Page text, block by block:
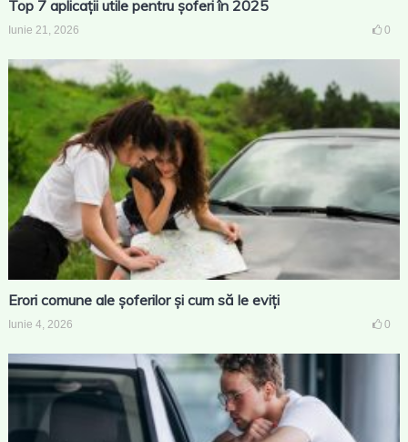
Top 7 aplicații utile pentru șoferi în 2025
Iunie 21, 2026 0
Erori comune ale șoferilor și cum să le eviți
Iunie 4, 2026 0